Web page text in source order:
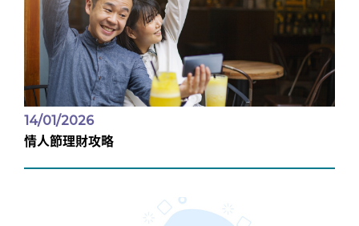
14/01/2026
情人節理財攻略